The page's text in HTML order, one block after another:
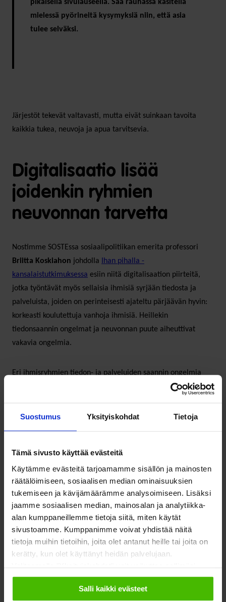
Suostumus Yksityiskohdat Tietoja
Tämä sivusto käyttää evästeitä
Käytämme evästeitä tarjoamamme sisällön ja mainosten
räätälöimiseen, sosiaalisen median ominaisuuksien
tukemiseen ja kävijämäärämme analysoimiseen. Lisäksi
jaamme sosiaalisen median, mainosalan ja analytiikka-
alan kumppaneillemme tietoja siitä, miten käytät
sivustoamme. Kumppanimme voivat yhdistää näitä
tietoja muihin tietoihin, joita olet antanut heille tai joita on
kerätty, kun olet käyttänyt heidän palvelujaan.
Valitsemalla "Yksityiskohdat" voit vaikuttaa sallimiisi
evästeisiin.
Salli kaikki evästeet
pikaisella sivulauseella. Saa rauhassa käsitellä
mielessä pyörineitä kysymyksiä niin, että asia
tulee selväksi.
Järjestöt tekevät valtavasti, mutta eivät suinkaan tavoita
kaikkia tukea, neuvoja ja apua tarvitsevia.
Digitalisaatio lisää
joidenkin ryhmien
neuvonnan tarvetta
Nostimme SOSTEssa sosiaalipolitiikan emerita professori
Briitta Koskiahon johdolla
Ihan pihalla -
kansalaistutkimuksessa esiin niitä digitalisaation piirteitä,
jotka työntävät myös sellaisia ihmisiä syrjään tiedosta ja
palveluista, joiden on perinteisesti ajateltu pärjäävän hyvin:
korkeasti koulutettuja vanhoja ihmisiä. Heillekin
tiedonsaannin ongelmat ja neuvonnan puute aiheuttivat
vakavia ongelmia.
Eri ihmisryhmien tiedon- ja palveluiden saannin ongelmia
digitalisoituvassa yhteiskunnassa on jo pitkään nostanut esiin
terveysjärjestöt ovat laajasti edustettuina.
esiin, ettei digiloikka ole kaikkien yhteinen hyppy.
tästä keväällä julkaistussa blogissani.Osa ei täysin
ymmärrettävistä syistä pysty enää tai vielä loikkaamaan.
Niille, jotka mahdollisesti vielä pystyvät, järjestöjen antama
neuvonta ja opastus digipalveluissa, sovelluksissa,
päivityksissä, laitehankinnoissa, tietoturvassa on tärkeää.
Vanhustyön Keskusliiton Senior Surf -toiminta on kerännyt
tiedot digiopastuspaikoista.
Neuvonnan